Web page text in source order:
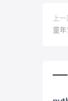
上
童年